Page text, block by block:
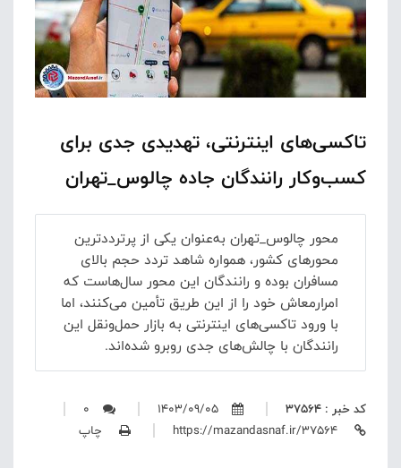
تاکسی‌های اینترنتی، تهدیدی جدی برای
کسب‌وکار رانندگان جاده چالوس_تهران
محور چالوس_تهران به‌عنوان یکی از پرترددترین
محورهای کشور، همواره شاهد تردد حجم بالای
مسافران بوده و رانندگان این محور سال‌هاست که
امرارمعاش خود را از این طریق تأمین می‌کنند، اما
با ورود تاکسی‌های اینترنتی به بازار حمل‌ونقل این
رانندگان با چالش‌های جدی روبرو شده‌اند.
کد خبر : 37564 1403/09/05
0
چاپ